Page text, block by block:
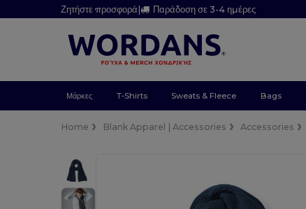
Ζητήστε προσφορά| Παράδοση σε 3-4 ημέρες
Μάρκες T-Shirts Sweats & Fleece Bags
Home Blank Apparel | Accessories Accessories